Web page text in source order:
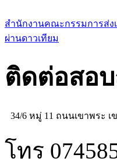
สำนักงานคณะกรรมการส่ง
ผ่านดาวเทียม
ติดต่อสอ
34/6 หมู่ 11 ถนนเขาพระ
โทร